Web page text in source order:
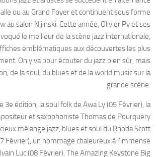
ou au Grand Foyer et continuent sous forme
au salon Nijinski. Cette année, Olivier Py et ses
le meilleur de la scène jazz internationale,
emblématiques aux découvertes les plus
On y va pour écouter du jazz bien sûr, mais
de la soul, du blues et de la world music sur la
grande scène.
3e édition, la soul folk de Awa Ly (05 Février), la
et saxophoniste Thomas de Pourquery
mélange jazz, blues et soul du Rhoda Scott
Février), un hommage chaleureux à l’immense
Luc (08 Février), The Amazing Keystone Big